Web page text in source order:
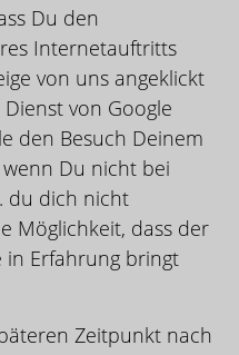
Du den
Internetauftritts
von uns angeklickt
von Google
den Besuch Deinem
Du nicht bei
du dich nicht
Möglichkeit, dass der
in Erfahrung bringt
Zeitpunkt nach